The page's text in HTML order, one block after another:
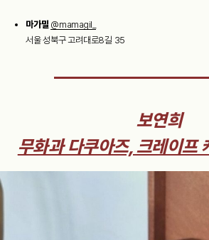
마가밀 @mamagil_
서울 성북구 고려대로8길 35
보연희
무화과 다쿠아즈, 크레이프